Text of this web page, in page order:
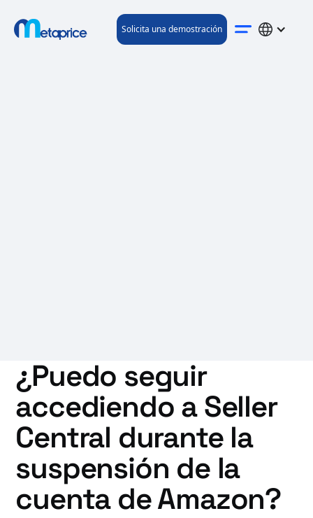
Solicita una demostración
¿Puedo seguir
accediendo a Seller
Central durante la
suspensión de la
cuenta de Amazon?